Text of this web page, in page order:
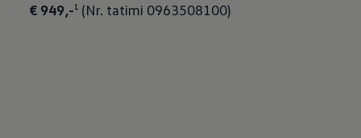
€ 949,-1 (Nr. tatimi 0963508100)